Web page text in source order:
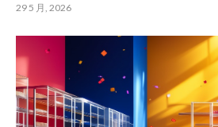
29 5 月, 2026